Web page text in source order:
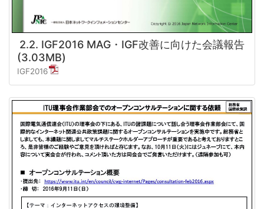
2.2. IGF2016 MAG・IGF改善に向けた会議報告
(3.03MB)
IGF2016